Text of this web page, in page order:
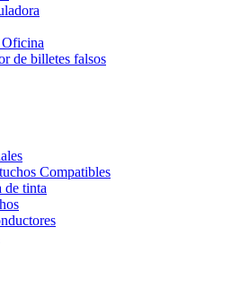
de billetes falsos
Compatibles
de tinta